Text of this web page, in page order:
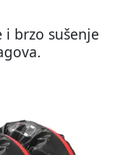
i brzo sušenje